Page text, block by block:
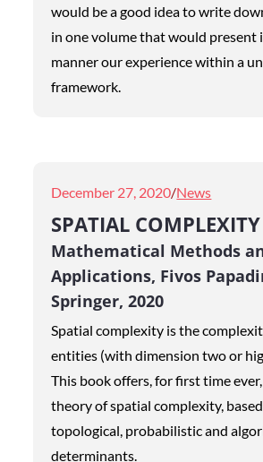
would be a good idea to write
in one volume that would present
manner our experience within a
framework.
Posted
on
December 27, 2020 News
SPATIAL COMPLEXITY
Mathematical Methods
Applications, Fivos
Springer, 2020
Spatial complexity is the
entities (with dimension two or
This book offers, for first time
theory of spatial complexity,
topological, probabilistic and
determinants.